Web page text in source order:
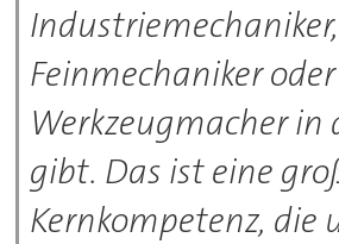
Industriemechaniker,
Feinmechaniker oder
Werkzeugmacher in
gibt. Das ist eine
Kernkompetenz, die